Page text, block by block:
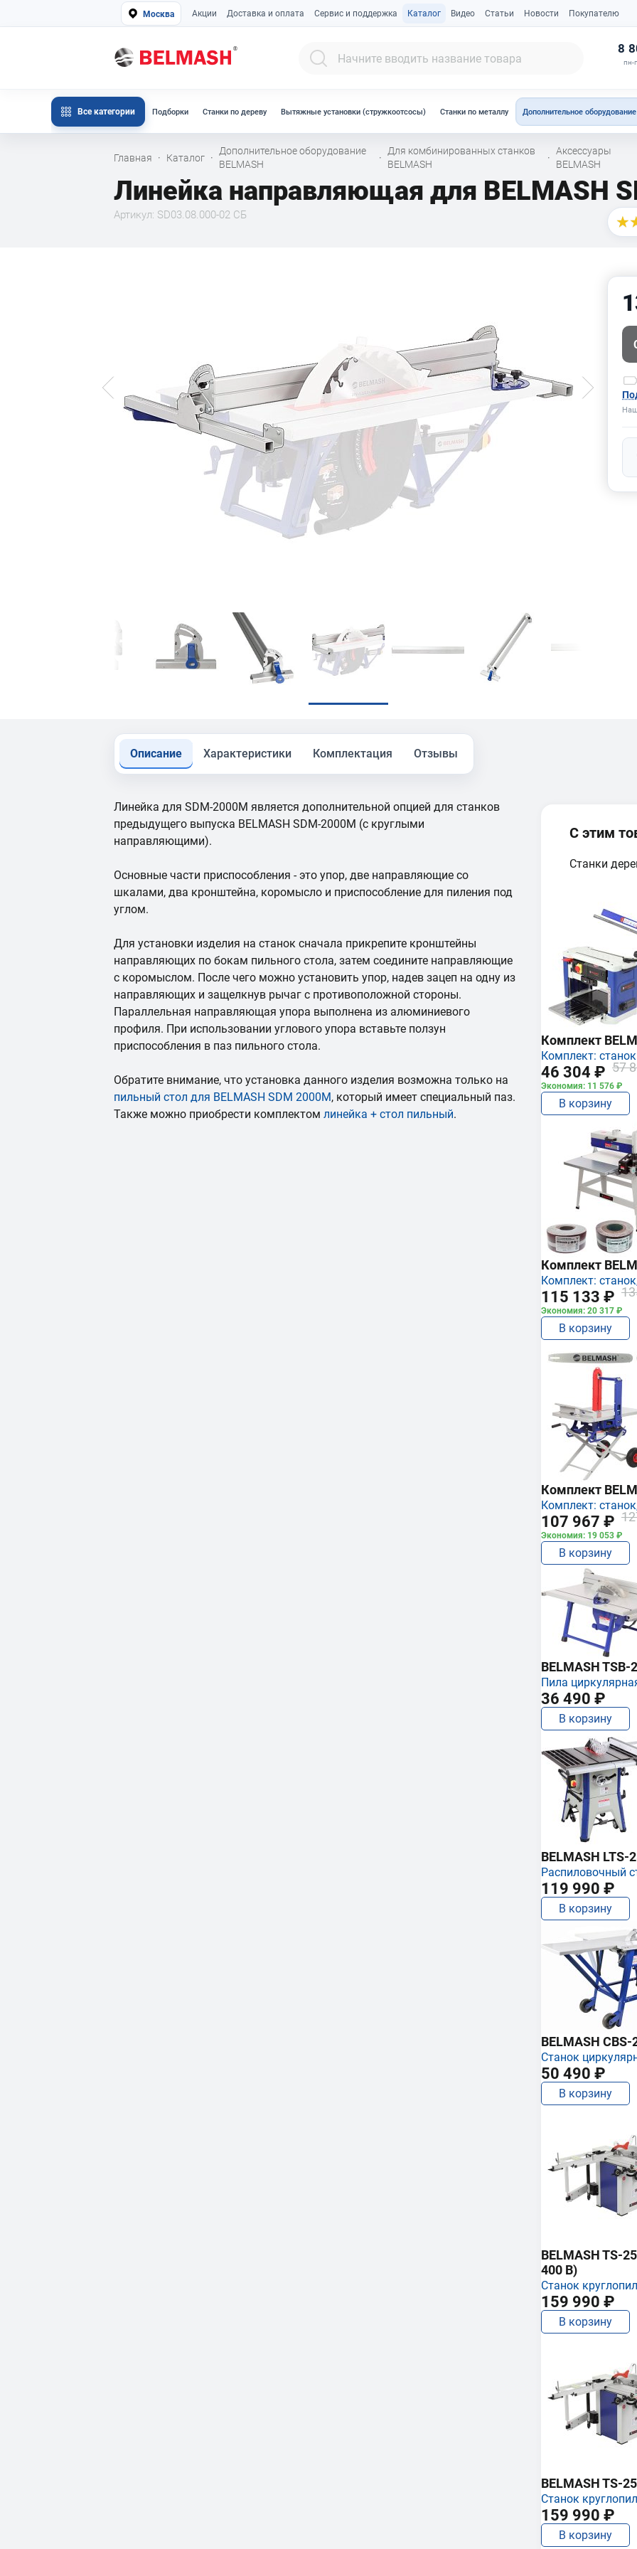
Москва Акции Доставка и оплата Сервис и поддержка Каталог Видео Статьи Новости Покупателю
8
пн-
Все категории Подборки Станки по дереву Вытяжные установки (стружкоотсосы) Станки по металлу Дополнительное оборудование
Главная · Каталог ·
Дополнительное оборудование
BELMASH
·
Для комбинированных станков
BELMASH
·
Аксессуары
BELMASH
Линейка направляющая для BELMASH
Артикул: SD03.08.000-02 СБ
Описание Характеристики Комплектация Отзывы
Линейка для SDM-2000M является дополнительной опцией для станков
предыдущего выпуска BELMASH SDM-2000M (с круглыми
направляющими).
Основные части приспособления - это упор, две направляющие со
шкалами, два кронштейна, коромысло и приспособление для пиления под
углом.
Для установки изделия на станок сначала прикрепите кронштейны
направляющих по бокам пильного стола, затем соедините направляющие
с коромыслом. После чего можно установить упор, надев зацеп на одну из
направляющих и защелкнув рычаг с противоположной стороны.
Параллельная направляющая упора выполнена из алюминиевого
профиля. При использовании углового упора вставьте ползун
приспособления в паз пильного стола.
Обратите внимание, что установка данного изделия возможна только на
пильный стол для BELMASH SDM 2000М, который имеет специальный паз.
Также можно приобрести комплектом линейка + стол пильный.
С этим
Станки
Комплект
Комплект:
46 304 ₽ 57
Экономия: 11 576 ₽
В корзину
Комплект
Комплект:
115 133 ₽
Экономия: 20 317 ₽
В корзину
Комплект
Комплект:
107 967 ₽
Экономия: 19 053 ₽
В корзину
BELMASH TSB-
Пила
36 490 ₽
В корзину
BELMASH LTS-
Распиловочный
119 990 ₽
В корзину
BELMASH CBS-
Станок
50 490 ₽
В корзину
BELMASH TS-
400 В)
Станок
159 990 ₽
В корзину
BELMASH TS-
Станок
159 990 ₽
В корзину